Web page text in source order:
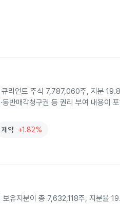
리언트 주식 7,787,060주, 지분
반매각청구권 등 권리 부여 내용이
제약 +1.82%
유지분이 총 7,632,118주, 지분율